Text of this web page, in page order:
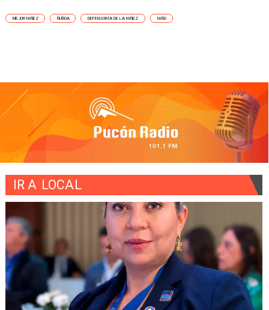
MEJOR NIÑEZ ÑUÑOA DEFENSORÍA DE LA NIÑEZ NIÑO
IR A LOCAL